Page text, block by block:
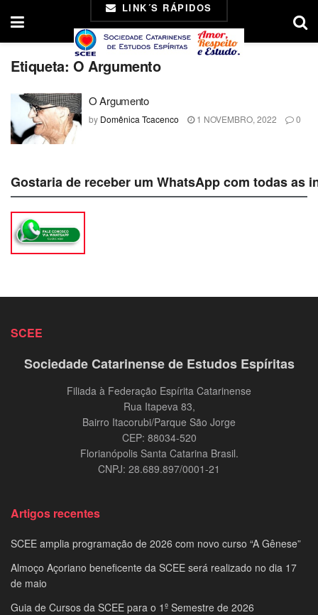
LINK´S RÁPIDOS
Etiqueta: O Argumento
O Argumento
by Domênica Tcacenco 1 NOVEMBRO, 2022 0
Gostaria de receber um WhatsApp com todas
SCEE
Sociedade Catarinense de Estudos Espíritas
Filiada à Federação Espírita Catarinense
Rua Itapeva 83,
Bairro Itacorubi/Parque São Jorge
CEP: 88034-520
Florianópolis Santa Catarina Brasil.
CNPJ: 28.689.897/0001-21
Artigos recentes
SCEE amplia programação de 2026 com novo curso “A Gênese”
Almoço Açoriano beneficente da SCEE será realizado no dia 17
de maio
Guia de Cursos da SCEE para o 1º Semestre de 2026